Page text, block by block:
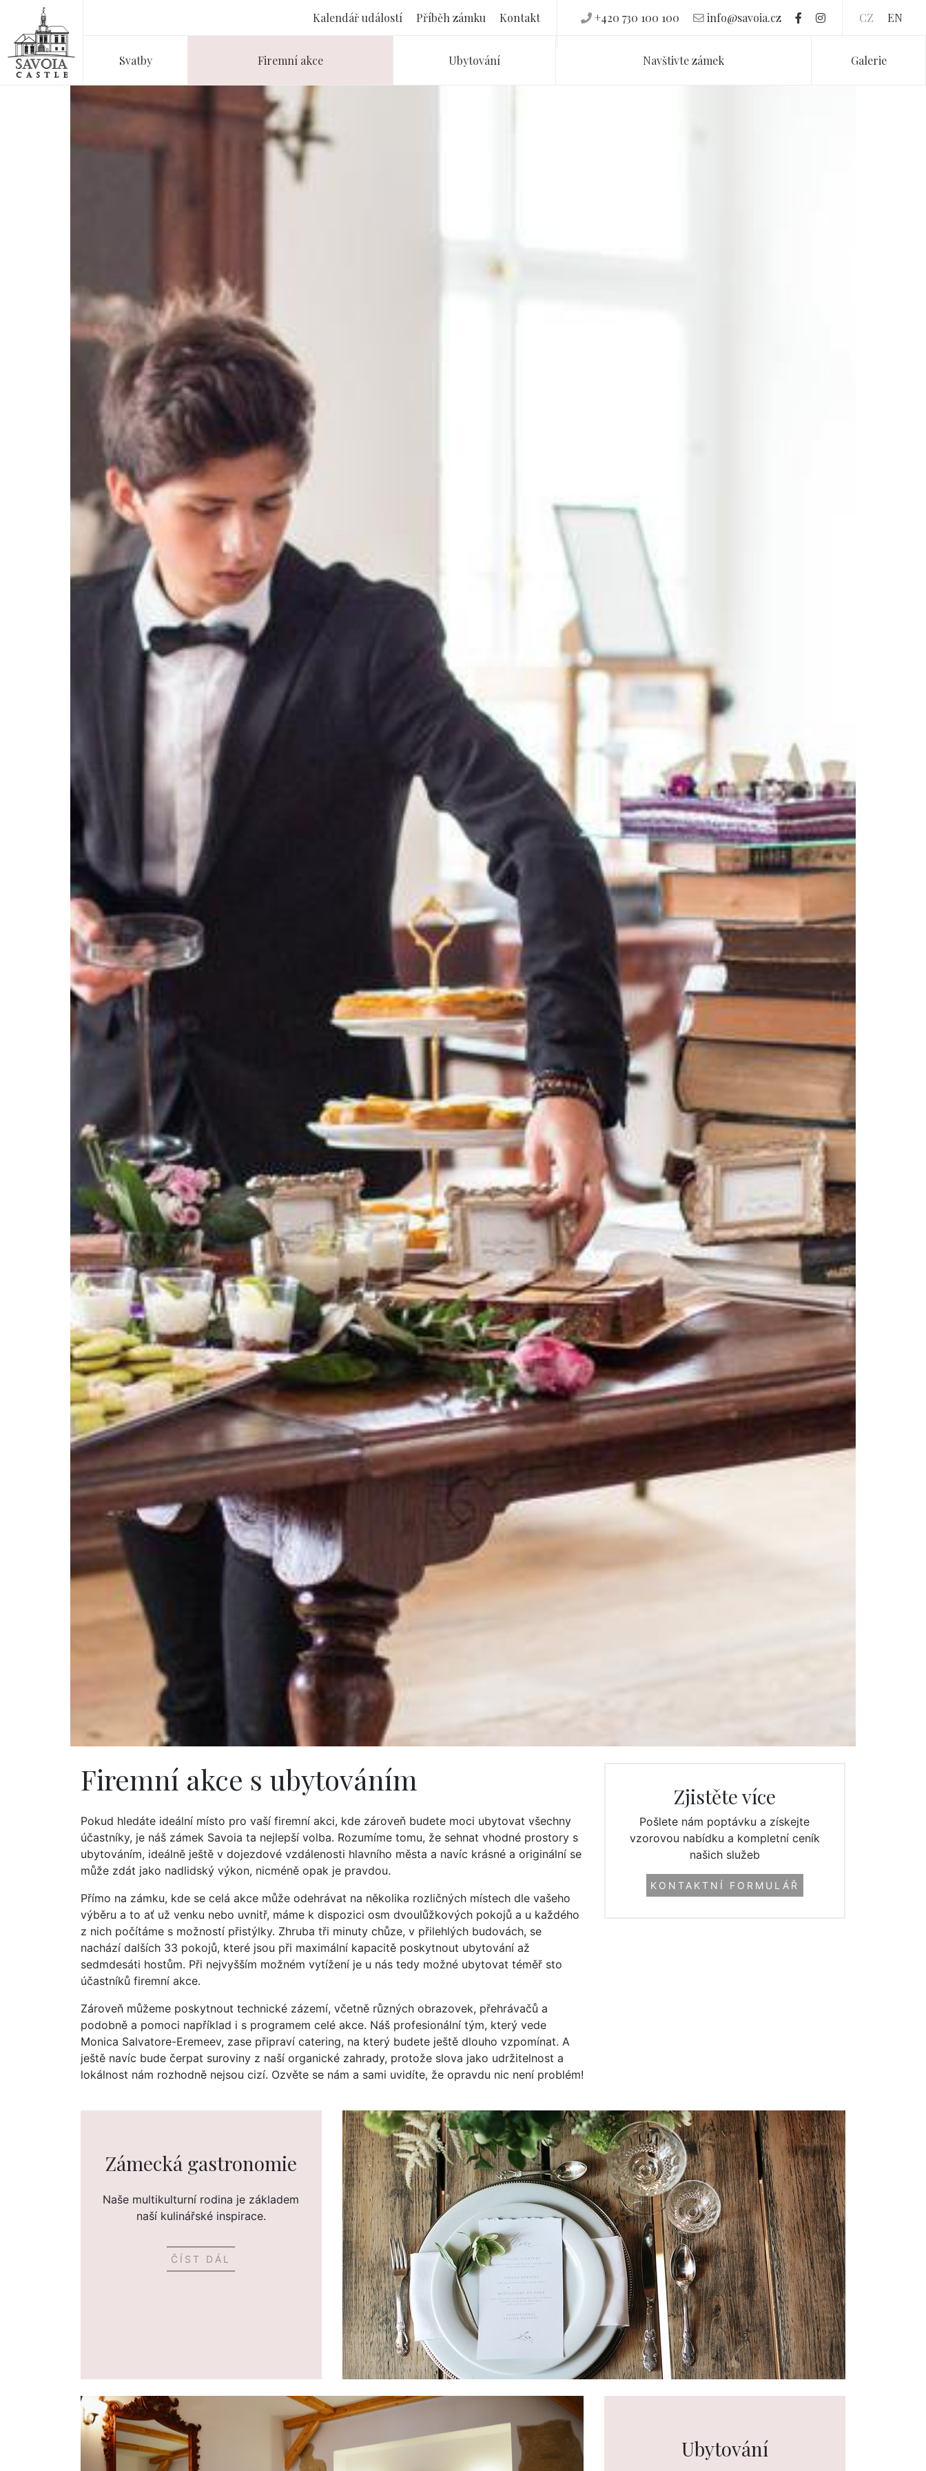
CZ EN
+420 730 100 100 info@savoia.cz
Kalendář událostí Příběh zámku Kontakt
Svatby Firemní akce Ubytování Navštivte zámek Galerie
Firemní akce s ubytováním
Pokud hledáte ideální místo pro vaší firemní akci, kde zároveň budete moci ubytovat všechny
účastníky, je náš zámek Savoia ta nejlepší volba. Rozumíme tomu, že sehnat vhodné prostory s
ubytováním, ideálně ještě v dojezdové vzdálenosti hlavního města a navíc krásné a originální se
může zdát jako nadlidský výkon, nicméně opak je pravdou.
Přímo na zámku, kde se celá akce může odehrávat na několika rozličných místech dle vašeho
výběru a to ať už venku nebo uvnitř, máme k dispozici osm dvoulůžkových pokojů a u každého
z nich počítáme s možností přistýlky. Zhruba tři minuty chůze, v přilehlých budovách, se
nachází dalších 33 pokojů, které jsou při maximální kapacitě poskytnout ubytování až
sedmdesáti hostům. Při nejvyšším možném vytížení je u nás tedy možné ubytovat téměř sto
účastníků firemní akce.
Zároveň můžeme poskytnout technické zázemí, včetně různých obrazovek, přehrávačů a
podobně a pomoci například i s programem celé akce. Náš profesionální tým, který vede
Monica Salvatore-Eremeev, zase připraví catering, na který budete ještě dlouho vzpomínat. A
ještě navíc bude čerpat suroviny z naší organické zahrady, protože slova jako udržitelnost a
lokálnost nám rozhodně nejsou cizí. Ozvěte se nám a sami uvidíte, že opravdu nic není problém!
Zjistěte více
Pošlete nám poptávku a získejte
vzorovou nabídku a kompletní ceník
našich služeb
KONTAKTNÍ FORMULÁŘ
Zámecká gastronomie
Naše multikulturní rodina je základem
naší kulinářské inspirace.
ČÍST DÁL
Ubytování